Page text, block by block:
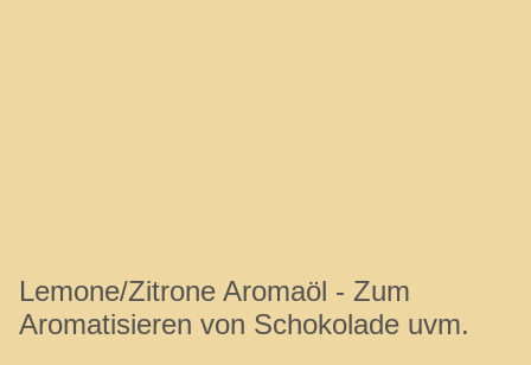
Lemone/Zitrone Aromaöl - Zum
Aromatisieren von Schokolade uvm.